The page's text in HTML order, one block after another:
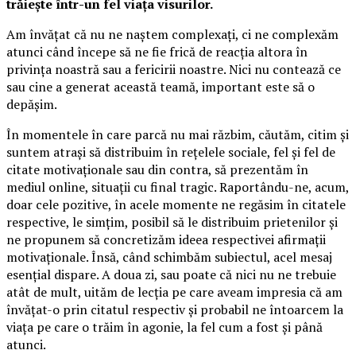
trăiește într-un fel viața visurilor.
Am învățat că nu ne naștem complexați, ci ne complexăm
atunci când începe să ne fie frică de reacția altora în
privința noastră sau a fericirii noastre. Nici nu contează ce
sau cine a generat această teamă, important este să o
depășim.
În momentele în care parcă nu mai răzbim, căutăm, citim și
suntem atrași să distribuim în rețelele sociale, fel și fel de
citate motivaționale sau din contra, să prezentăm în
mediul online, situații cu final tragic. Raportându-ne, acum,
doar cele pozitive, în acele momente ne regăsim în citatele
respective, le simțim, posibil să le distribuim prietenilor și
ne propunem să concretizăm ideea respectivei afirmații
motivaționale. Însă, când schimbăm subiectul, acel mesaj
esențial dispare. A doua zi, sau poate că nici nu ne trebuie
atât de mult, uităm de lecția pe care aveam impresia că am
învățat-o prin citatul respectiv și probabil ne întoarcem la
viața pe care o trăim în agonie, la fel cum a fost și până
atunci.